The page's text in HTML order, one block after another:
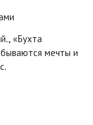
«Бухта
мечты и